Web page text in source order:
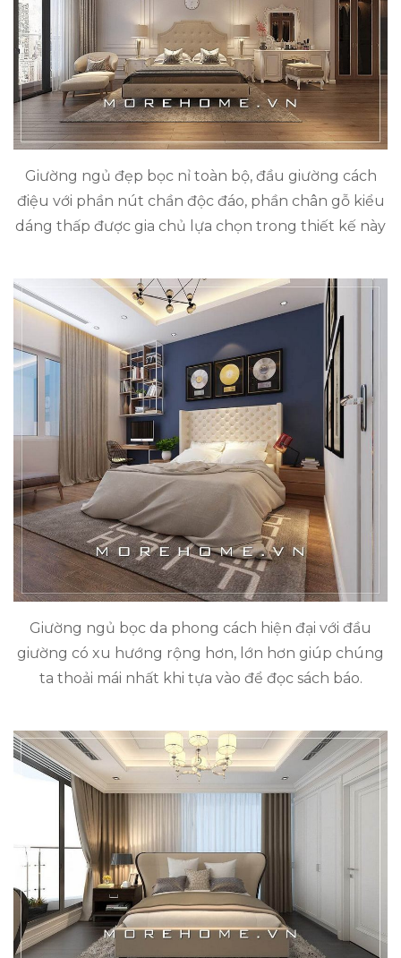
Giường ngủ đẹp bọc nỉ toàn bộ, đầu giường cách
điệu với phần nút chần độc đáo, phần chân gỗ kiểu
dáng thấp được gia chủ lựa chọn trong thiết kế này
Giường ngủ bọc da phong cách hiện đại với đầu
giường có xu hướng rộng hơn, lớn hơn giúp chúng
ta thoải mái nhất khi tựa vào để đọc sách báo.